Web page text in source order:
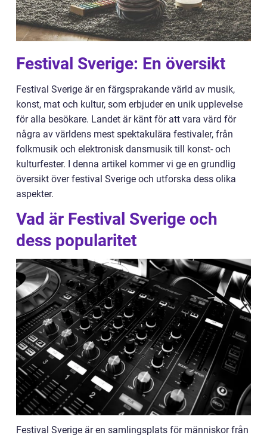
Festival Sverige: En översikt
Festival Sverige är en färgsprakande värld av musik,
konst, mat och kultur, som erbjuder en unik upplevelse
för alla besökare. Landet är känt för att vara värd för
några av världens mest spektakulära festivaler, från
folkmusik och elektronisk dansmusik till konst- och
kulturfester. I denna artikel kommer vi ge en grundlig
översikt över festival Sverige och utforska dess olika
aspekter.
Vad är Festival Sverige och
dess popularitet
Festival Sverige är en samlingsplats för människor från